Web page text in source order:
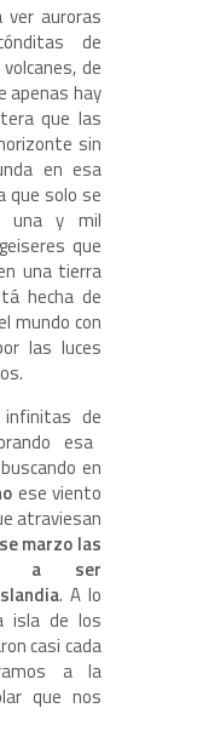
ver auroras
de
de
apenas hay
que las
sin
en esa
que solo se
una y mil
que
una tierra
hecha de
mundo con
las luces
infinitas de
esa
en
ese viento
atraviesan
marzo las
a ser
. A lo
isla de los
casi cada
a la
que nos